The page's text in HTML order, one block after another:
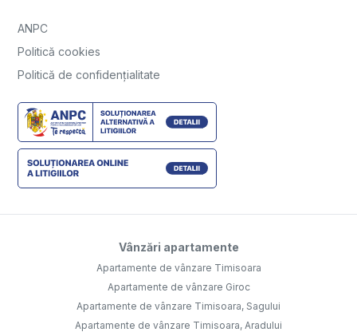
ANPC
Politică cookies
Politică de confidențialitate
Vânzări apartamente
Apartamente de vânzare Timisoara
Apartamente de vânzare Giroc
Apartamente de vânzare Timisoara, Sagului
Apartamente de vânzare Timisoara, Aradului